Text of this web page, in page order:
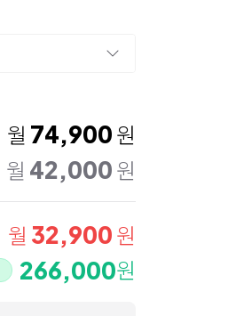
월 74,900 원
월 42,000 원
월 32,900 원
266,000원